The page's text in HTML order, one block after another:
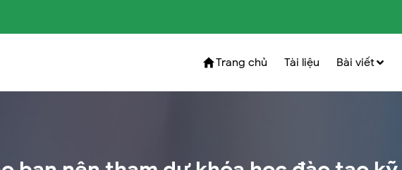
Trang chủ Tài liệu Bài viết